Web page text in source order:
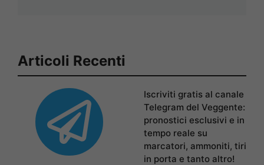
Articoli Recenti
Iscriviti gratis al canale
Telegram del Veggente:
pronostici esclusivi e in
tempo reale su
marcatori, ammoniti, tiri
in porta e tanto altro!